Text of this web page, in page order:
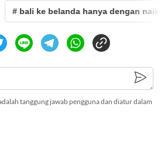
# bali ke belanda hanya dengan naik
tanggung jawab pengguna dan diatur dalam